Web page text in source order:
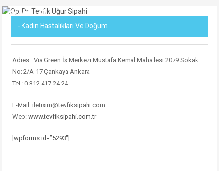
- Kadın Hastalıkları Ve Doğum
Adres : Via Green İş Merkezi Mustafa Kemal Mahallesi 2079 Sokak
No: 2/A-17 Çankaya Ankara
Tel : 0 312 417 24 24
E-Mail: iletisim@tevfiksipahi.com
Web: www.tevfiksipahi.com.tr
[wpforms id=”5293″]